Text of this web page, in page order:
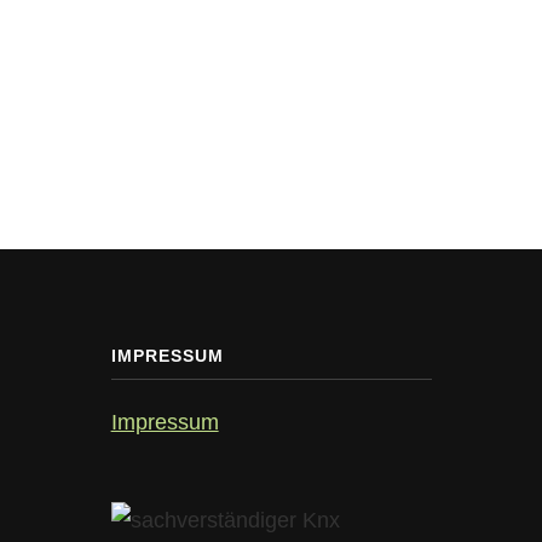
IMPRESSUM
Impressum